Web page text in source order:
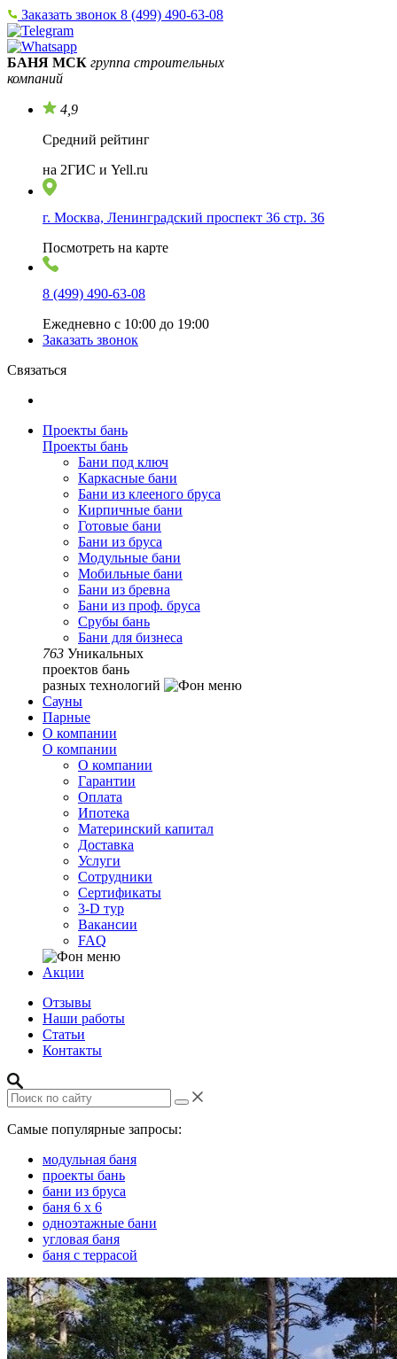
Заказать звонок 8 (499) 490-63-08
БАНЯ МСК группа строительных
компаний
4,9
Средний рейтинг
на 2ГИС и Yell.ru
г. Москва, Ленинградский проспект 36 стр. 36
Посмотреть на карте
8 (499) 490-63-08
Ежедневно с 10:00 до 19:00
Заказать звонок
Связаться
Проекты бань
Проекты бань
Бани под ключ
Каркасные бани
Бани из клееного бруса
Кирпичные бани
Готовые бани
Бани из бруса
Модульные бани
Мобильные бани
Бани из бревна
Бани из проф. бруса
Срубы бань
Бани для бизнеса
763 Уникальных
проектов бань
разных технологий
Сауны
Парные
О компании
О компании
О компании
Гарантии
Оплата
Ипотека
Материнский капитал
Доставка
Услуги
Сотрудники
Сертификаты
3-D тур
Вакансии
FAQ
Акции
Отзывы
Наши работы
Статьи
Контакты
Самые популярные запросы:
модульная баня
проекты бань
бани из бруса
баня 6 х 6
одноэтажные бани
угловая баня
баня с террасой